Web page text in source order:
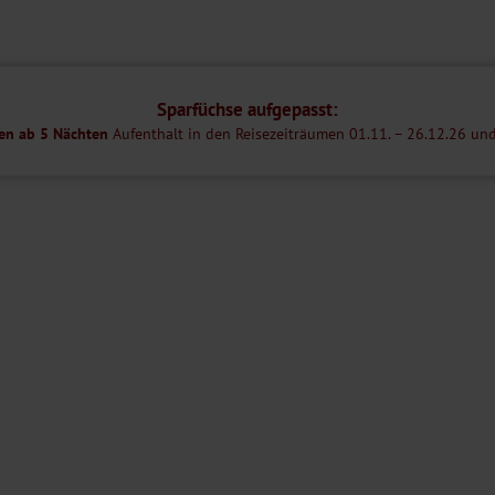
nicht geeignet. Bitte kontaktieren Sie im Zweifel unser
Sparfüchse aufgepasst:
ab 5 Nächten Aufenthalt in den Reisezeiträumen 01.11. – 26.12.26